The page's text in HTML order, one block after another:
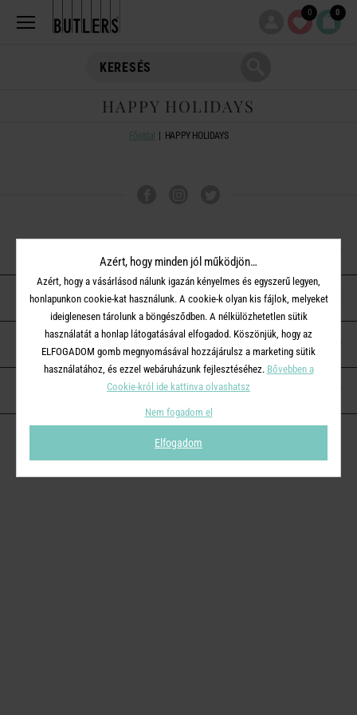
0 0
HAPPY HOLIDAYS
Főoldal HAPPY HOLIDAYS
ÜGYFÉLSZOLGÁLAT
A BUTLERS-RŐL
KAPCSOLAT
Azért, hogy minden jól működjön…
Azért, hogy a vásárlásod nálunk igazán kényelmes és egyszerű legyen,
honlapunkon cookie-kat használunk. A cookie-k olyan kis fájlok, melyeket
ideiglenesen tárolunk a böngésződben. A nélkülözhetetlen sütik
használatát a honlap látogatásával elfogadod. Köszönjük, hogy az
ELFOGADOM gomb megnyomásával hozzájárulsz a marketing sütik
használatához, és ezzel webáruházunk fejlesztéséhez. Bővebben a
Cookie-król ide kattinva olvashatsz
Nem fogadom el
Elfogadom